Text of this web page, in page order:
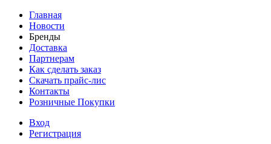
Главная
Новости
Бренды
Доставка
Партнерам
Как сделать заказ
Скачать прайс-лис
Контакты
Розничные Покупки
Вход
Регистрация